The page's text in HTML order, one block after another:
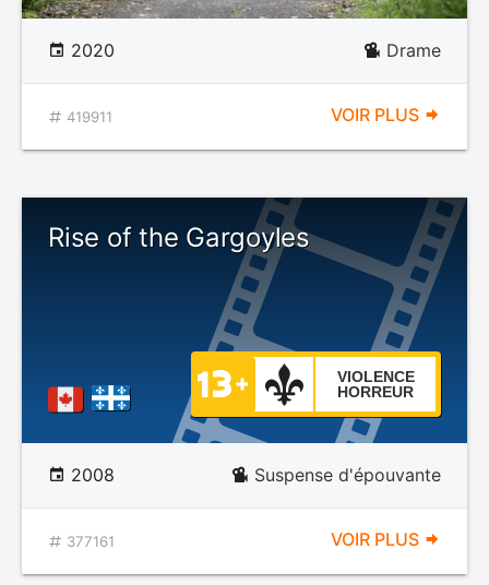
2020 Drame
419911 VOIR PLUS
Rise of the Gargoyles
VIOLENCE
HORREUR
2008 Suspense d'épouvante
377161 VOIR PLUS